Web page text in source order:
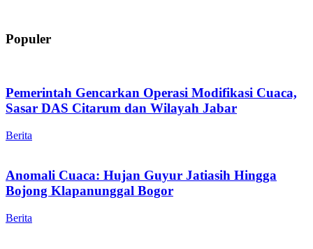
Populer
Pemerintah Gencarkan Operasi Modifikasi Cuaca,
Sasar DAS Citarum dan Wilayah Jabar
Berita
Anomali Cuaca: Hujan Guyur Jatiasih Hingga
Bojong Klapanunggal Bogor
Berita